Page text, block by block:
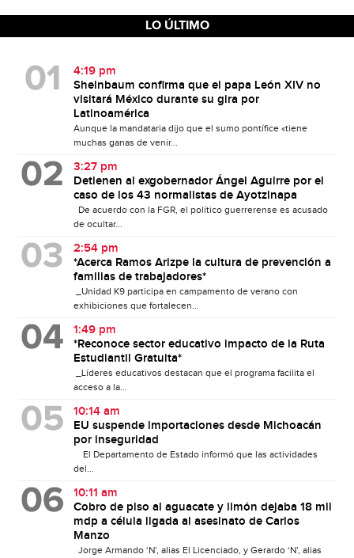
LO ÚLTIMO
4:19 pm
Sheinbaum confirma que el papa León XIV no
visitará México durante su gira por
Latinoamérica
Aunque la mandataria dijo que el sumo pontífice «tiene
muchas ganas de venir...
3:27 pm
Detienen al exgobernador Ángel Aguirre por el
caso de los 43 normalistas de Ayotzinapa
De acuerdo con la FGR, el político guerrerense es acusado
de ocultar...
2:54 pm
*Acerca Ramos Arizpe la cultura de prevención a
familias de trabajadores*
_Unidad K9 participa en campamento de verano con
exhibiciones que fortalecen...
1:49 pm
*Reconoce sector educativo impacto de la Ruta
Estudiantil Gratuita*
_Líderes educativos destacan que el programa facilita el
acceso a la...
10:14 am
EU suspende importaciones desde Michoacán
por inseguridad
El Departamento de Estado informó que las actividades
del...
10:11 am
Cobro de piso al aguacate y limón dejaba 18 mil
mdp a célula ligada al asesinato de Carlos
Manzo
Jorge Armando ‘N’, alias El Licenciado, y Gerardo ‘N’, alias